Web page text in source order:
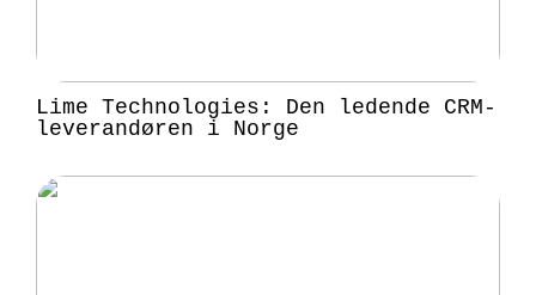
Lime Technologies: Den ledende CRM-
leverandøren i Norge